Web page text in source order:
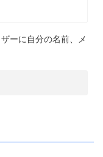
ーに自分の名前、メ